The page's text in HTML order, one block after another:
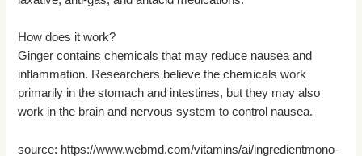
How does it work?
Ginger contains chemicals that may reduce nausea and
inflammation. Researchers believe the chemicals work
primarily in the stomach and intestines, but they may also
work in the brain and nervous system to control nausea.
source: https://www.webmd.com/vitamins/ai/ingredientmono-